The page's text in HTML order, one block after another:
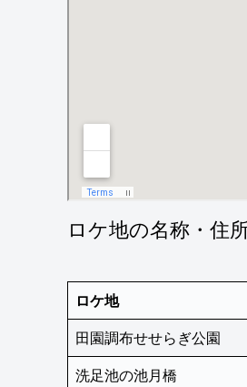
ロケ地の名称・住
ロケ地
田園調布せせらぎ公園
洗足池の池月橋